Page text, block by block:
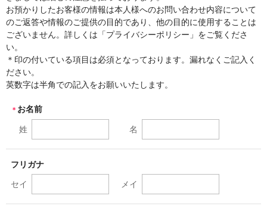
★お勧め商品
ブランドストーリー
メディア掲載
ブログ
お問い合わせ
お預かりしたお客様の情報は本人様へのお問い合わせ内容について
のご返答や情報のご提供の目的であり、他の目的に使用することは
ございません。詳しくは「プライバシーポリシー」をご覧くださ
い。
＊印の付いている項目は必須となっております。漏れなくご記入く
ださい。
英数字は半角での記入をお願いいたします。
＊ お名前
姓 名
フリガナ
セイ メイ